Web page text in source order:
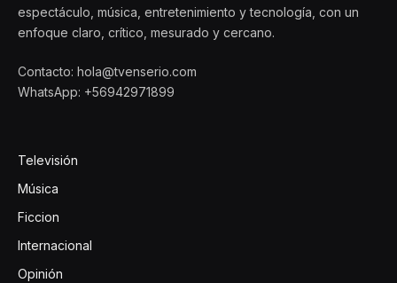
espectáculo, música, entretenimiento y tecnología, con un
enfoque claro, crítico, mesurado y cercano.
Contacto: hola@tvenserio.com
WhatsApp: +56942971899
Televisión
Música
Ficcion
Internacional
Opinión